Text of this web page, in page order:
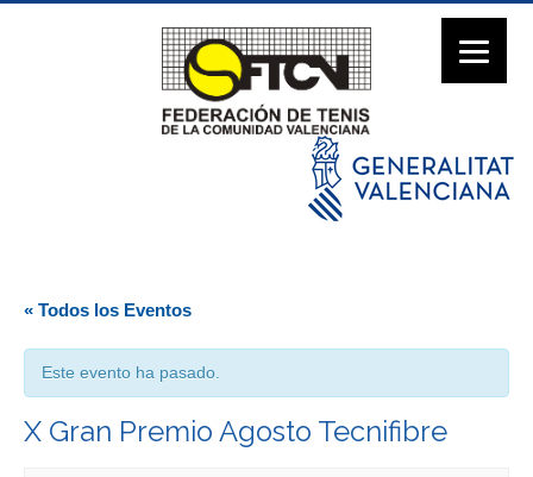
« Todos los Eventos
Este evento ha pasado.
X Gran Premio Agosto Tecnifibre